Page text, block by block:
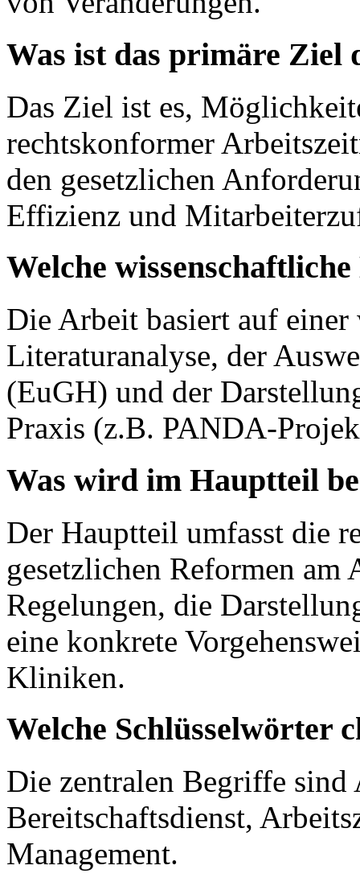
Was ist das primäre Ziel
Das Ziel ist es,
rechtskonformer
den gesetzlichen
Effizienz und
Welche
Die Arbeit basiert auf einer
Literaturanalyse, der
(EuGH) und der
Praxis (z.B. PANDA-
Was wird im Hauptteil
Der Hauptteil umfasst die
gesetzlichen Reformen
Regelungen, die
eine konkrete
Kliniken.
Welche Schlüsselwörter
Die zentralen Begriffe sind
Bereitschaftsdienst,
Management.